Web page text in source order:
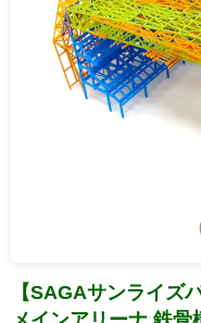
【SAGAサンライズ